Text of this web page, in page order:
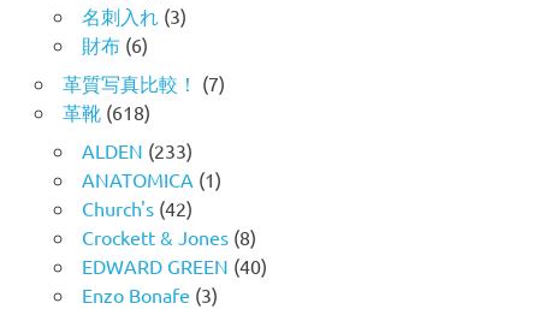
名刺入れ (3)
財布(6)
革質写真比較！ (7)
革靴(618)
ALDEN (233)
ANATOMICA (1)
Church's(42)
Crockett & Jones(8)
EDWARD GREEN (40)
Enzo Bonafe (3)